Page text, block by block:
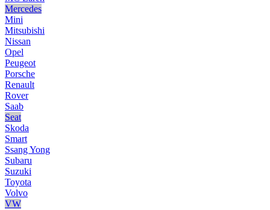
Mercedes
Mini
Mitsubishi
Nissan
Opel
Peugeot
Porsche
Renault
Rover
Saab
Seat
Skoda
Smart
Ssang Yong
Subaru
Suzuki
Toyota
Volvo
VW